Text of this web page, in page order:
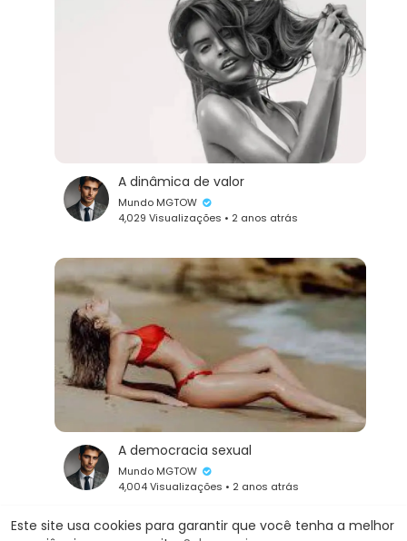
Este site usa cookies para garantir que você tenha a melhor
A dinâmica de valor
Mundo MGTOW
4,029 Visualizações • 2 anos atrás
A democracia sexual
Mundo MGTOW
4,004 Visualizações • 2 anos atrás